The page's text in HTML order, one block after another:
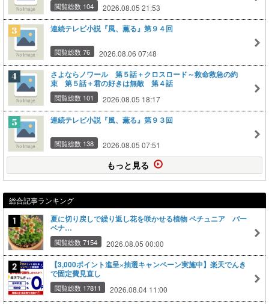
閲覧総数 104 2026.08.05 21:53
連続テレビ小説『風、薫る』第９４回
閲覧総数 76 2026.08.06 07:48
さよならノワール 第５話＋クロスロード～救命救急の約
束 第５話＋君の好きは無敵 第４話
閲覧総数 101 2026.08.05 18:17
連続テレビ小説『風、薫る』第９３回
閲覧総数 138 2026.08.05 07:51
もっと見る
総合記事ランキング
夏に切り戻しで繰り返し花を咲かせる植物 ペチュニア バー
ベナ…
閲覧総数 7154 2026.08.05 00:00
【3,000ポイント進呈×抽選キャンペーン実施中】楽天でんき
で固定費見直し
閲覧総数 17811 2026.08.04 11:00